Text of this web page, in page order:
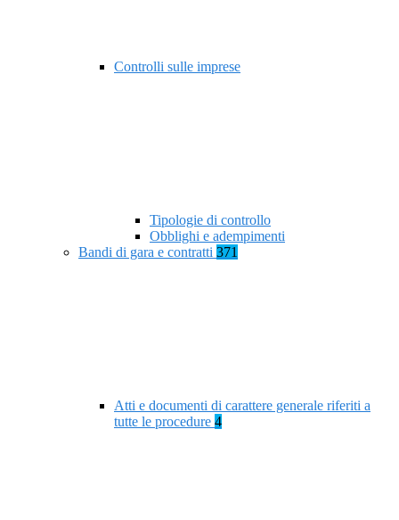
Controlli sulle imprese
Tipologie di controllo
Obblighi e adempimenti
Bandi di gara e contratti 371
Atti e documenti di carattere generale riferiti a
tutte le procedure 4